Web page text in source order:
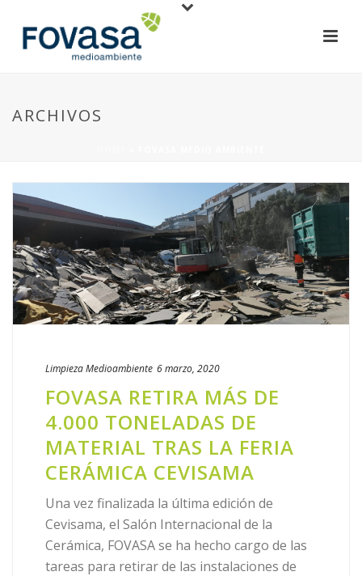
ARCHIVOS
LimpiezaMedioambiente 6 marzo, 2020
FOVASA RETIRA MÁS DE
4.000 TONELADAS DE
MATERIAL TRAS LA FERIA
CERÁMICA CEVISAMA
Una vez finalizada la última edición de
Cevisama, el Salón Internacional de la
Cerámica, FOVASA se ha hecho cargo de las
tareas para retirar de las instalaciones de